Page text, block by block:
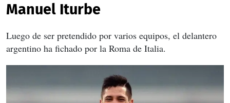
Manuel Iturbe
Luego de ser pretendido por varios equipos, el delantero
argentino ha fichado por la Roma de Italia.